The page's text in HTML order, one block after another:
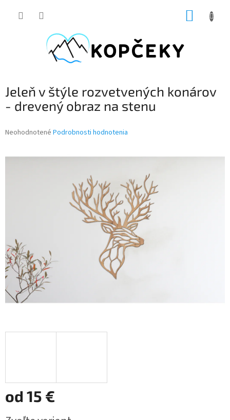
Jeleň v štýle rozvetvených konárov
- drevený obraz na stenu
Priemerné
Neohodnotené Podrobnosti hodnotenia
od 15 €